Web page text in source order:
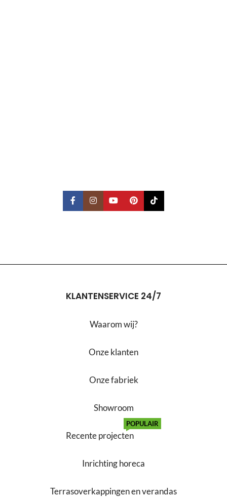
KLANTENSERVICE 24/7
Waarom wij?
Onze klanten
Onze fabriek
Showroom
Recente projecten
POPULAIR
Inrichting horeca
Terrasoverkappingen en verandas